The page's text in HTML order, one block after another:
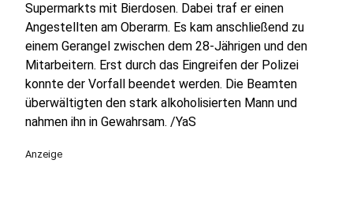
Supermarkts mit Bierdosen. Dabei traf er einen
Angestellten am Oberarm. Es kam anschließend zu
einem Gerangel zwischen dem 28-Jährigen und den
Mitarbeitern. Erst durch das Eingreifen der Polizei
konnte der Vorfall beendet werden. Die Beamten
überwältigten den stark alkoholisierten Mann und
nahmen ihn in Gewahrsam. /YaS
Anzeige